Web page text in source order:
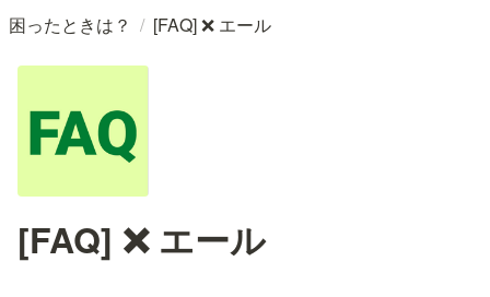
困ったときは？ / [FAQ] ❌ エール
[FAQ] ❌ エール